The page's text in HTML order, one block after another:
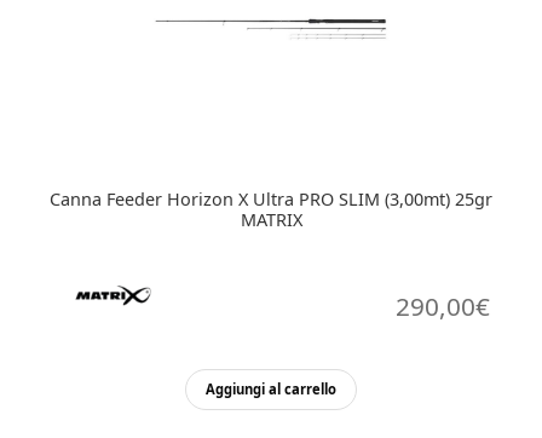
Canna Feeder Horizon X Ultra PRO SLIM (3,00mt) 25gr
MATRIX
290,00€
Aggiungi al carrello